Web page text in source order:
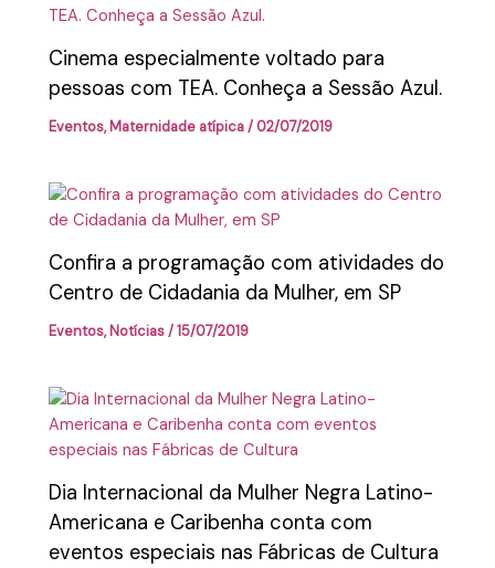
Cinema especialmente voltado para
pessoas com TEA. Conheça a Sessão Azul.
Eventos,Maternidade atípica/02/07/2019
Confira a programação com atividades do
Centro de Cidadania da Mulher, em SP
Eventos,Notícias/15/07/2019
Dia Internacional da Mulher Negra Latino-
Americana e Caribenha conta com
eventos especiais nas Fábricas de Cultura